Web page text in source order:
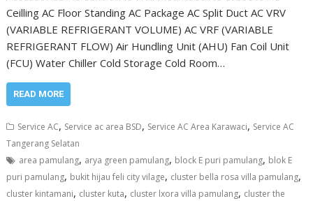
Ceilling AC Floor Standing AC Package AC Split Duct AC VRV
(VARIABLE REFRIGERANT VOLUME) AC VRF (VARIABLE
REFRIGERANT FLOW) Air Hundling Unit (AHU) Fan Coil Unit
(FCU) Water Chiller Cold Storage Cold Room…
READ MORE
Service AC, Service ac area BSD, Service AC Area Karawaci, Service AC
Tangerang Selatan
area pamulang, arya green pamulang, block E puri pamulang, blok E
puri pamulang, bukit hijau feli city vilage, cluster bella rosa villa pamulang,
cluster kintamani, cluster kuta, cluster lxora villa pamulang, cluster the